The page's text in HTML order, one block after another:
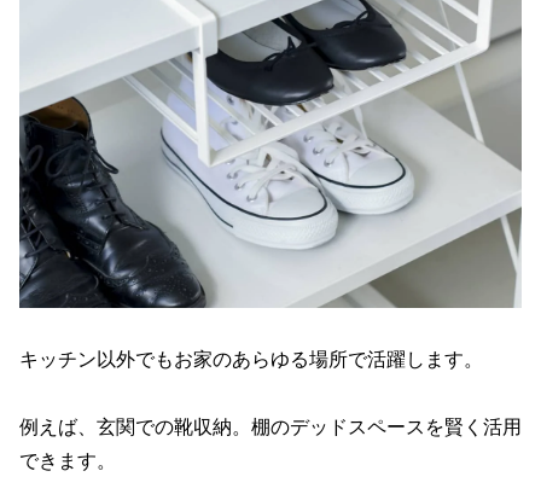
キッチン以外でもお家のあらゆる場所で活躍します。
例えば、玄関での靴収納。棚のデッドスペースを賢く活用
できます。